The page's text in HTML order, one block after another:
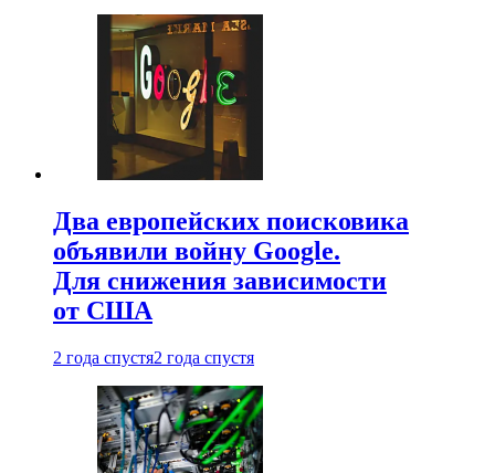
Два европейских поисковика
объявили войну Google.
Для снижения зависимости
от США
2 года спустя2 года спустя